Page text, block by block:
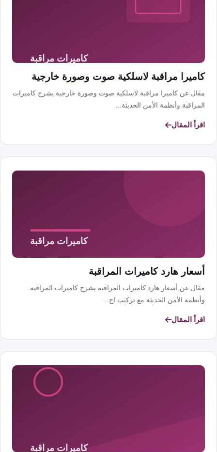
كاميرا مراقبة لاسلكية صوت وصورة خارجية
مقال عن كاميرا مراقبة لاسلكية صوت وصورة خارجية يشرح كاميرات
المراقبة وأنظمة الأمن الحديثة...
اقرأ المقال
أسعار هارد كاميرات المراقبة
مقال عن أسعار هارد كاميرات المراقبة يشرح كاميرات المراقبة
وأنظمة الأمن الحديثة مع تركيب اح...
اقرأ المقال